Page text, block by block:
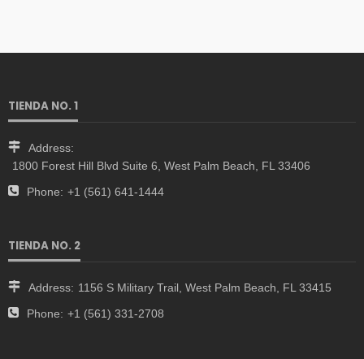
TIENDA NO. 1
Address:
1800 Forest Hill Blvd Suite 6, West Palm Beach, FL 33406
Phone: +1 (561) 641-1444
TIENDA NO. 2
Address: 1156 S Military Trail, West Palm Beach, FL 33415
Phone: +1 (561) 331-2708